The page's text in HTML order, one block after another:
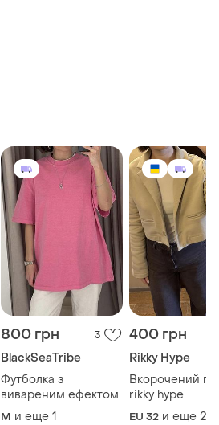
800 грн 3
BlackSeaTribe
Футболка з
вивареним ефектом
M и еще 1
400 грн
Rikky Hype
Вкорочений
rikky hype
EU 32 и еще 2